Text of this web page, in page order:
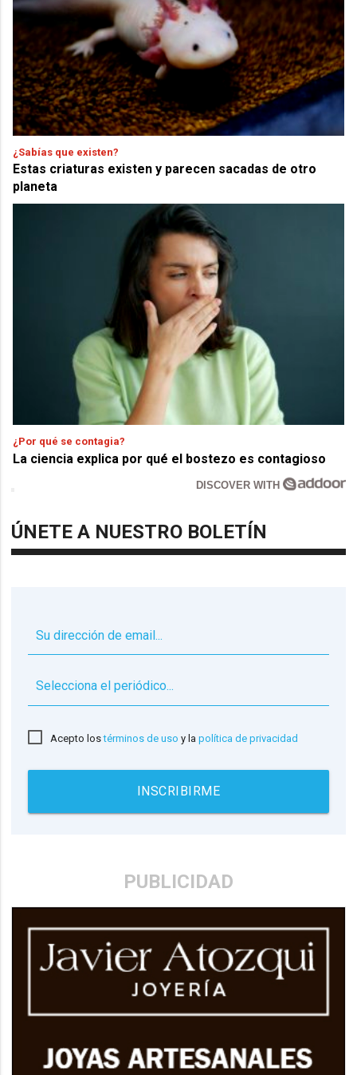
¿Sabías que existen?
Estas criaturas existen y parecen sacadas de otro
planeta
¿Por qué se contagia?
La ciencia explica por qué el bostezo es contagioso
DISCOVER WITH
ÚNETE A NUESTRO BOLETÍN
Acepto lostérminos de uso y lapolítica de privacidad
INSCRIBIRME
PUBLICIDAD